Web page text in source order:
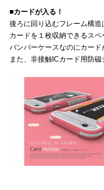
■カードが入る！
後ろに回り込むフレーム構造
カードを１枚収納できるスペ
バンパーケースなのにカード
また、非接触ICカード用防磁